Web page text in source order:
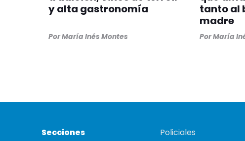
y alta gastronomía
PorMaría Inés Montes
tanto al
madre
PorMaría
Secciones
Policiales